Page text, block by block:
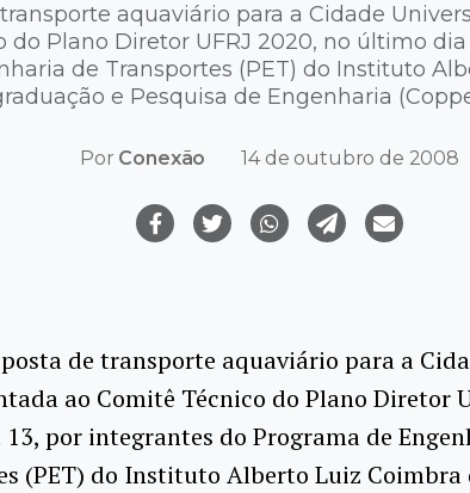
aquaviário para a Cidade
do Plano Diretor UFRJ 2020, no último
de Transportes (PET) do Instituto
e Pesquisa de Engenharia
Por Conexão 14 de outubro de 2008
de transporte aquaviário para a
ao Comitê Técnico do Plano Diretor
por integrantes do Programa de
(PET) do Instituto Alberto Luiz Coimbra